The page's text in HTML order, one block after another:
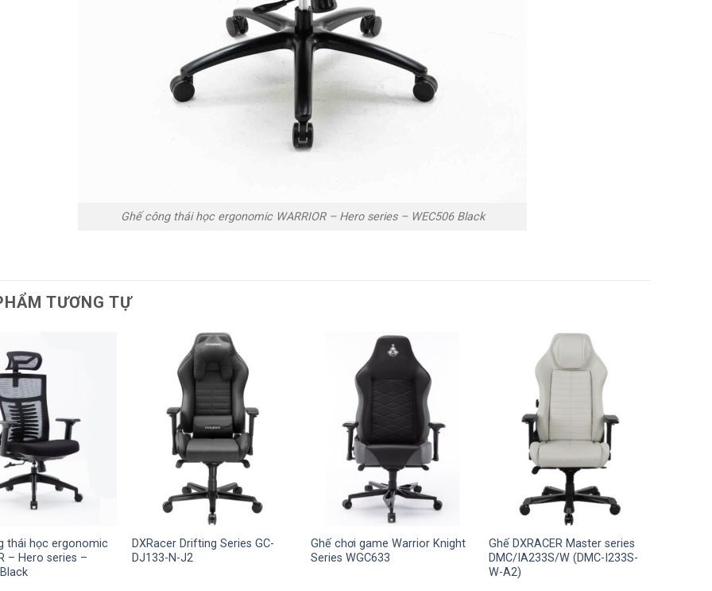
Ghế công thái học ergonomic WARRIOR – Hero series – WEC506 Black
TƯƠNG TỰ
thái học ergonomic
– Hero series –
DXRacer Drifting Series GC-
DJ133-N-J2
Ghế chơi game Warrior Knight
Series WGC633
Ghế DXRACER Master series
DMC/IA233S/W (DMC-I233S-
W-A2)